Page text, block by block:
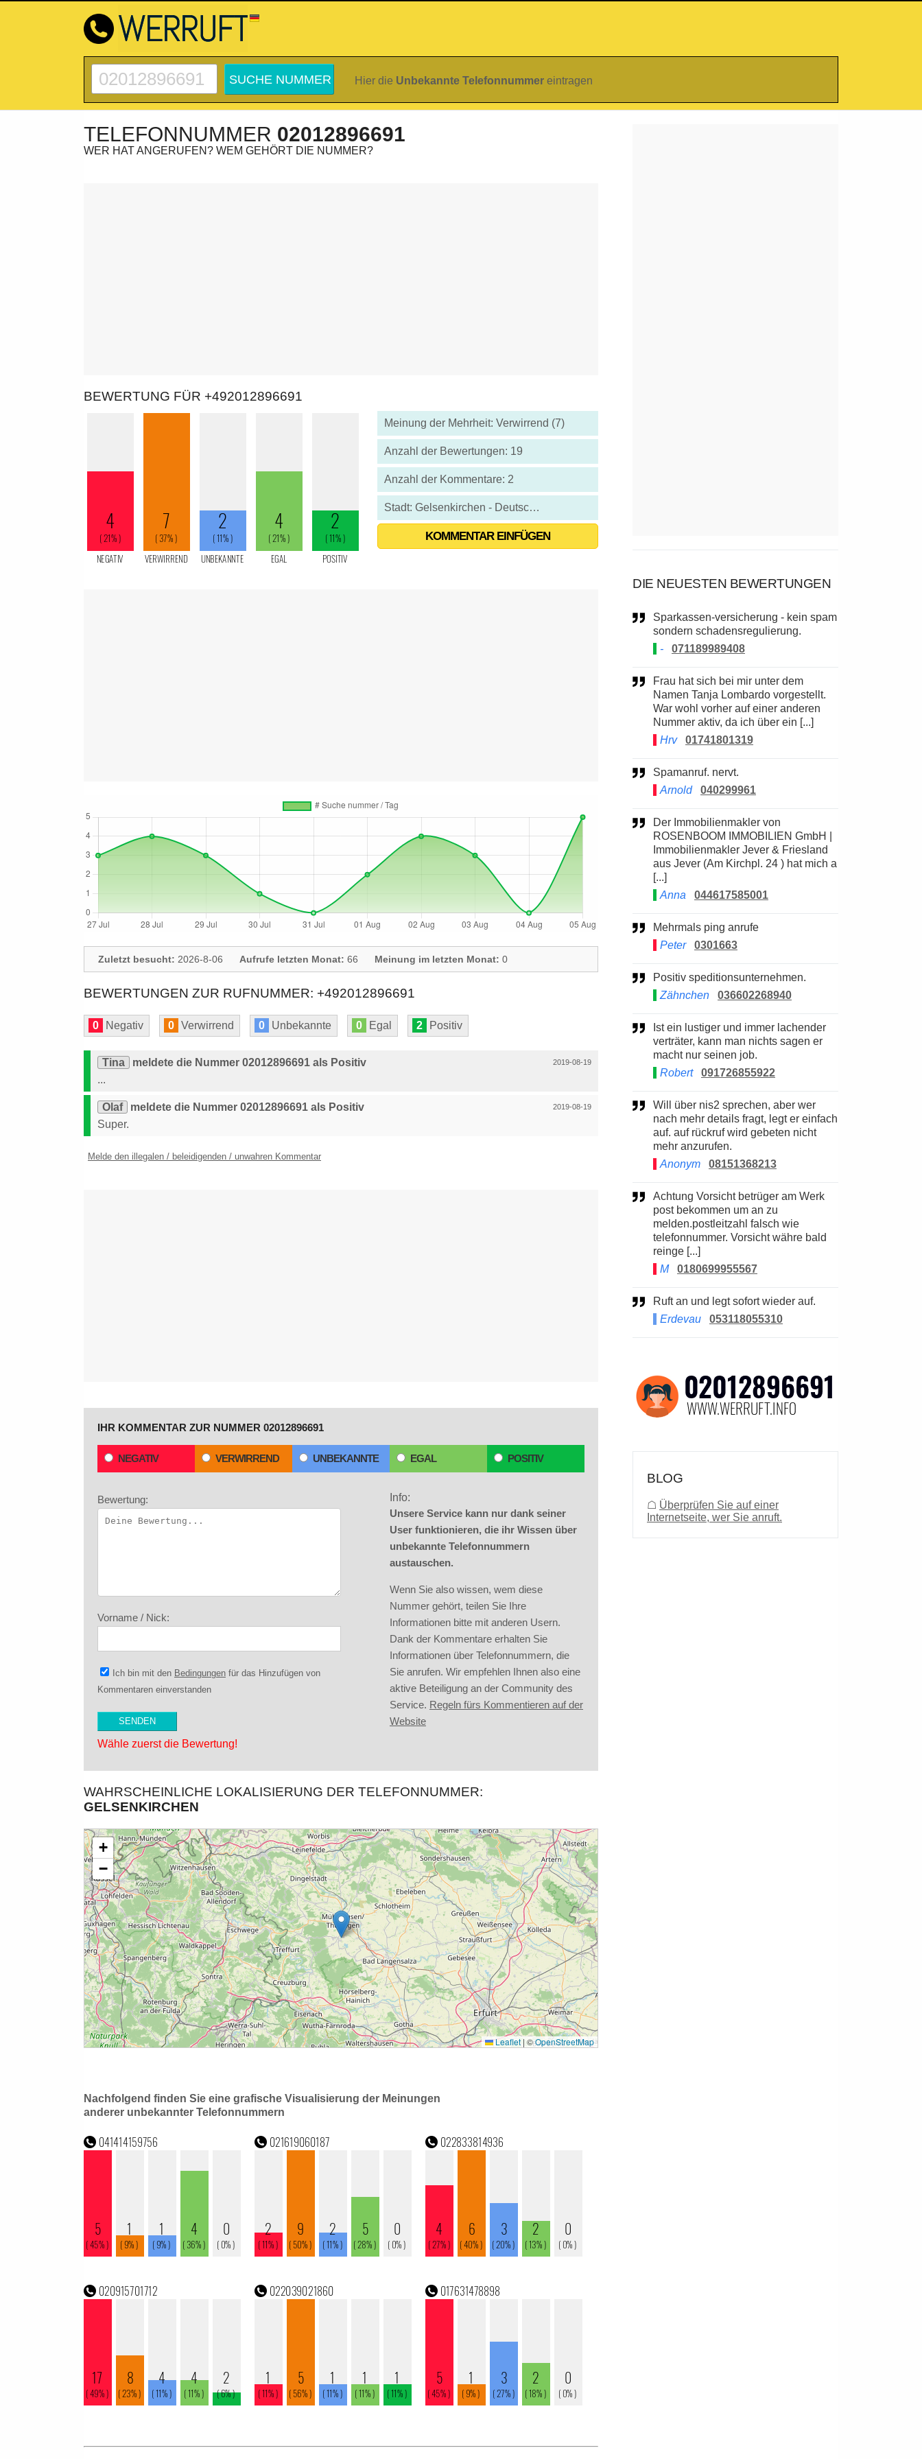
Hier die Unbekannte Telefonnummer eintragen
TELEFONNUMMER 02012896691
WER HAT ANGERUFEN? WEM GEHÖRT DIE NUMMER?
BEWERTUNG FÜR +492012896691
Meinung der Mehrheit: Verwirrend (7)
Anzahl der Bewertungen: 19
Anzahl der Kommentare: 2
Stadt: Gelsenkirchen - Deutschland
KOMMENTAR EINFÜGEN
Zuletzt besucht: 2026-8-06 Aufrufe letzten Monat: 66 Meinung im letzten Monat: 0
BEWERTUNGEN ZUR RUFNUMMER: +492012896691
0 Negativ 0 Verwirrend 0 Unbekannte 0 Egal 2 Positiv
2019-08-19
Tina
meldete die Nummer 02012896691 als Positiv
...
2019-08-19
Olaf
meldete die Nummer 02012896691 als Positiv
Super.
Melde den illegalen / beleidigenden / unwahren Kommentar
IHR KOMMENTAR ZUR NUMMER 02012896691
NEGATIV VERWIRREND UNBEKANNTE EGAL POSITIV
Bewertung:
Vorname / Nick:
Ich bin mit den Bedingungen für das Hinzufügen von
Kommentaren einverstanden
Wähle zuerst die Bewertung!
Info:
Unsere Service kann nur dank seiner
User funktionieren, die ihr Wissen über
unbekannte Telefonnummern
austauschen.
Wenn Sie also wissen, wem diese
Nummer gehört, teilen Sie Ihre
Informationen bitte mit anderen Usern.
Dank der Kommentare erhalten Sie
Informationen über Telefonnummern, die
Sie anrufen. Wir empfehlen Ihnen also eine
aktive Beteiligung an der Community des
Service. Regeln fürs Kommentieren auf der
Website
WAHRSCHEINLICHE LOKALISIERUNG DER TELEFONNUMMER:
GELSENKIRCHEN
Nachfolgend finden Sie eine grafische Visualisierung der Meinungen
anderer unbekannter Telefonnummern
DIE NEUESTEN BEWERTUNGEN
Sparkassen-versicherung - kein spam
sondern schadensregulierung.
-
071189989408
Frau hat sich bei mir unter dem
Namen Tanja Lombardo vorgestellt.
War wohl vorher auf einer anderen
Nummer aktiv, da ich über ein [...]
Hrv
01741801319
Spamanruf. nervt.
Arnold
040299961
Der Immobilienmakler von
ROSENBOOM IMMOBILIEN GmbH |
Immobilienmakler Jever & Friesland
aus Jever (Am Kirchpl. 24 ) hat mich a
[...]
Anna
044617585001
Mehrmals ping anrufe
Peter
0301663
Positiv speditionsunternehmen.
Zähnchen
036602268940
verträter, kann man nichts sagen er
macht nur seinen job.
Robert
091726855922
Will über nis2 sprechen, aber wer
nach mehr details fragt, legt er einfach
auf. auf rückruf wird gebeten nicht
mehr anzurufen.
Anonym
08151368213
Achtung Vorsicht betrüger am Werk
post bekommen um an zu
melden.postleitzahl falsch wie
telefonnummer. Vorsicht währe bald
reinge [...]
M
0180699955567
Ruft an und legt sofort wieder auf.
Erdevau
053118055310
BLOG
☖ Überprüfen Sie auf einer
Internetseite, wer Sie anruft.